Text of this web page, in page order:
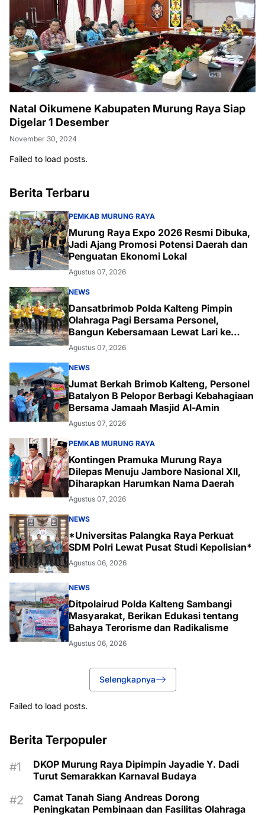
Natal Oikumene Kabupaten Murung Raya Siap
Digelar 1 Desember
November 30, 2024
Failed to load posts.
Berita Terbaru
PEMKAB MURUNG RAYA
Murung Raya Expo 2026 Resmi Dibuka,
Jadi Ajang Promosi Potensi Daerah dan
Penguatan Ekonomi Lokal
Agustus 07, 2026
NEWS
Dansatbrimob Polda Kalteng Pimpin
Olahraga Pagi Bersama Personel,
Bangun Kebersamaan Lewat Lari ke
Bukit Baranahu
Agustus 07, 2026
NEWS
Jumat Berkah Brimob Kalteng, Personel
Batalyon B Pelopor Berbagi Kebahagiaan
Bersama Jamaah Masjid Al-Amin
Agustus 07, 2026
PEMKAB MURUNG RAYA
Kontingen Pramuka Murung Raya
Dilepas Menuju Jambore Nasional XII,
Diharapkan Harumkan Nama Daerah
Agustus 07, 2026
NEWS
*Universitas Palangka Raya Perkuat
SDM Polri Lewat Pusat Studi Kepolisian*
Agustus 06, 2026
NEWS
Ditpolairud Polda Kalteng Sambangi
Masyarakat, Berikan Edukasi tentang
Bahaya Terorisme dan Radikalisme
Agustus 06, 2026
Selengkapnya
Failed to load posts.
Berita Terpopuler
DKOP Murung Raya Dipimpin Jayadie Y. Dadi
Turut Semarakkan Karnaval Budaya
Camat Tanah Siang Andreas Dorong
Peningkatan Pembinaan dan Fasilitas Olahraga